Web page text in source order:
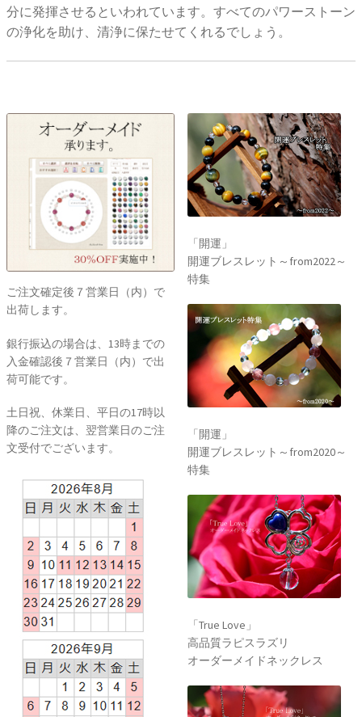
分に発揮させるといわれています。すべてのパワーストーン
の浄化を助け、清浄に保たせてくれるでしょう。
ご注文確定後７営業日（内）で
出荷します。
銀行振込の場合は、13時までの
入金確認後７営業日（内）で出
荷可能です。
土日祝、休業日、平日の17時以
降のご注文は、翌営業日のご注
文受付でございます。
「開運」
開運ブレスレット～from2022～
特集
「開運」
開運ブレスレット～from2020～
特集
「True Love」
高品質ラピスラズリ
オーダーメイドネックレス